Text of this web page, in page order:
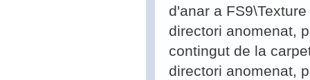
d'anar a
directori anomenat,
contingut de la
directori anomenat,